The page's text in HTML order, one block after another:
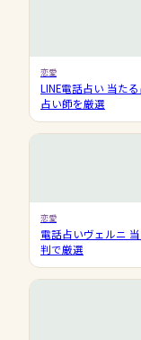
恋愛
LINE電話占い 当た
占い師を厳選
恋愛
電話占いヴェルニ
判で厳選